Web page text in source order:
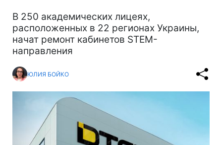
В 250 академических лицеях,
расположенных в 22 регионах Украины,
начат ремонт кабинетов STEM-
направления
ЮЛИЯ БОЙКО